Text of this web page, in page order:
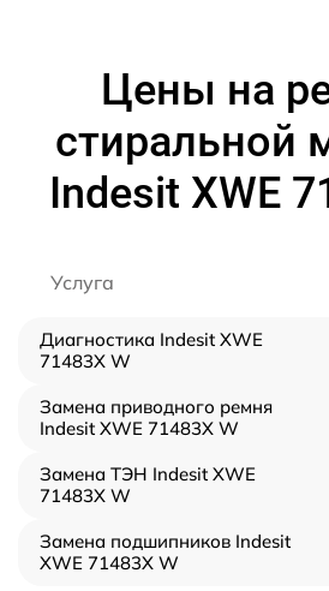
Цены на
стиральной
Indesit XWE
Услуга
Диагностика Indesit XWE
71483X W
Замена приводного ремня
Indesit XWE 71483X W
Замена ТЭН Indesit XWE
71483X W
Замена подшипников Indesit
XWE 71483X W